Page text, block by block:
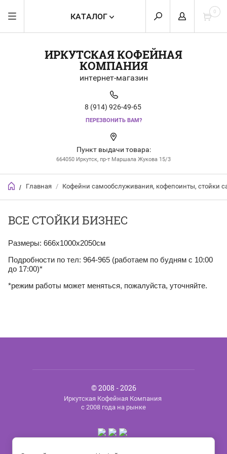
0
КАТАЛОГ
ИРКУТСКАЯ КОФЕЙНАЯ
КОМПАНИЯ
интернет-магазин
8 (914) 926-49-65
ПЕРЕЗВОНИТЬ ВАМ?
Пункт выдачи товара:
664050 Иркутск, пр-т Маршала Жукова 15/3
/ Главная / Кофейни самообслуживания, кофепоинты, стойки
ВСЕ СТОЙКИ БИЗНЕС
Размеры: 666х1000х2050см
Подробности по тел: 964-965 (работаем по будням с 10:00
до 17:00)*
*режим работы может меняться, пожалуйста, уточняйте.
© 2008 - 2026
Иркутская Кофейная Компания
с 2008 года на рынке